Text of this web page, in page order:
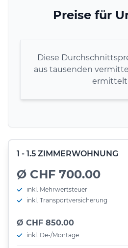
Preise für
Diese
aus tausenden
ermittelt
1 - 1.5 ZIMMERWOHNUNG
Ø CHF 700.00
inkl. Mehrwertsteuer
inkl. Transportversicherung
Ø CHF 850.00
inkl. De-/Montage